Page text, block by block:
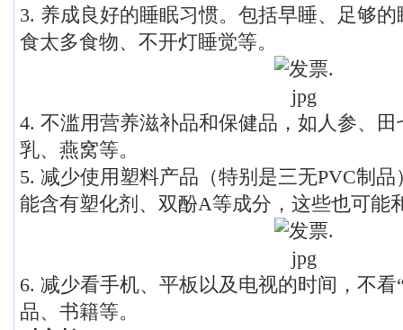
3. 养成良好的睡眠习惯。包括早睡、足够
食太多食物、不开灯睡觉等。
4. 不滥用营养滋补品和保健品，如人参、
乳、燕窝等。
5. 减少使用塑料产品（特别是三无PVC制
能含有塑化剂、双酚A等成分，这些也可能
6. 减少看手机、平板以及电视的时间，不看
品、书籍等。